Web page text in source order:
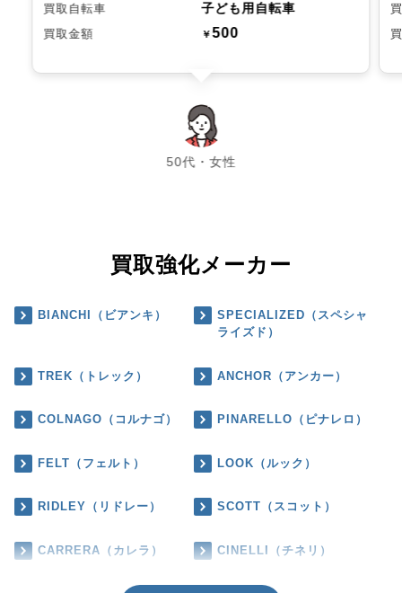
買取自転車 子ども用自転車
買取金額 ￥500
50代・女性
chevron_left chevron_right
買取強化メーカー
BIANCHI（ビアンキ）
SPECIALIZED（スペシャ
ライズド）
TREK（トレック） ANCHOR（アンカー）
COLNAGO（コルナゴ） PINARELLO（ピナレロ）
FELT（フェルト） LOOK（ルック）
RIDLEY（リドレー） SCOTT（スコット）
CARRERA（カレラ） CINELLI（チネリ）